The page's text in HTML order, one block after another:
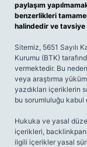
paylaşım
benzerlikleri
halindedir ve tavsiye
Sitemiz, 5651 Sayılı
Kurumu (BTK)
vermektedir. Bu
veya araştırma
yazdıkları içeriklerin
bu sorumluluğu kabul
Hukuka ve yasal
içerikleri,
ilgili içerikler yasal